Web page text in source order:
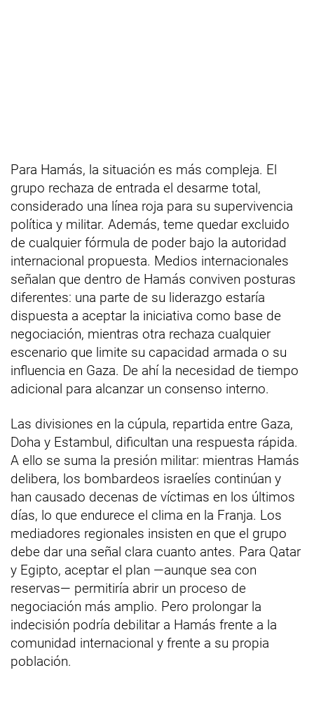
Para Hamás, la situación es más compleja. El
grupo rechaza de entrada el desarme total,
considerado una línea roja para su supervivencia
política y militar. Además, teme quedar excluido
de cualquier fórmula de poder bajo la autoridad
internacional propuesta. Medios internacionales
señalan que dentro de Hamás conviven posturas
diferentes: una parte de su liderazgo estaría
dispuesta a aceptar la iniciativa como base de
negociación, mientras otra rechaza cualquier
escenario que limite su capacidad armada o su
influencia en Gaza. De ahí la necesidad de tiempo
adicional para alcanzar un consenso interno.
Las divisiones en la cúpula, repartida entre Gaza,
Doha y Estambul, dificultan una respuesta rápida.
A ello se suma la presión militar: mientras Hamás
delibera, los bombardeos israelíes continúan y
han causado decenas de víctimas en los últimos
días, lo que endurece el clima en la Franja. Los
mediadores regionales insisten en que el grupo
debe dar una señal clara cuanto antes. Para Qatar
y Egipto, aceptar el plan —aunque sea con
reservas— permitiría abrir un proceso de
negociación más amplio. Pero prolongar la
indecisión podría debilitar a Hamás frente a la
comunidad internacional y frente a su propia
población.